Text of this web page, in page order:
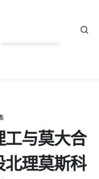
工与莫大合
北理莫斯科